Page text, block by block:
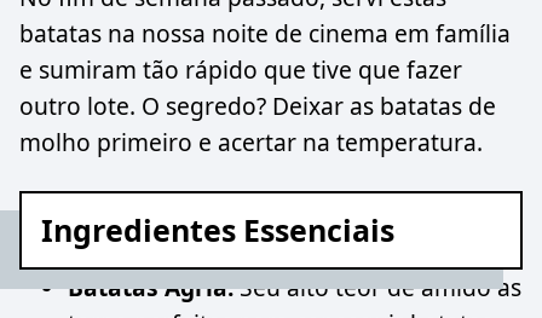
batatas na nossa noite de cinema em família
e sumiram tão rápido que tive que fazer
outro lote. O segredo? Deixar as batatas de
molho primeiro e acertar na temperatura.
Ingredientes Essenciais
Batatas Agria:Seu alto teor de amido as